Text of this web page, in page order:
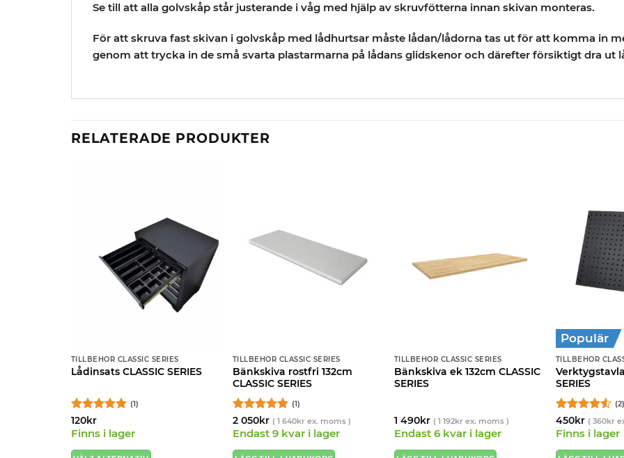
Se till att alla golvskåp står justerande i våg med hjälp av skruvfötterna innan skivan monteras.
För att skruva fast skivan i golvskåp med lådhurtsar måste lådan/lådorna tas ut för att komma in
genom att trycka in de små svarta plastarmarna på lådans glidskenor och därefter försiktigt dra ut
RELATERADE PRODUKTER
TILLBEHÖR CLASSIC SERIES
Lådinsats CLASSIC SERIES
Betygsatt
av 5
(1)
120kr
Finns i lager
TILLBEHÖR CLASSIC SERIES
Bänkskiva rostfri 132cm
CLASSIC SERIES
Betygsatt5
av 5
(1)
2 050kr ( 1 640krex. moms )
Endast 9 kvar i lager
TILLBEHÖR CLASSIC SERIES
Bänkskiva ek 132cm CLASSIC
SERIES
1 490kr ( 1 192krex. moms )
Endast 6 kvar i lager
Populär
TILLBEHÖR
Verktygstavla
SERIES
Betygsatt
4.5av 5
(2)
450kr ( 360kr
Finns i lager